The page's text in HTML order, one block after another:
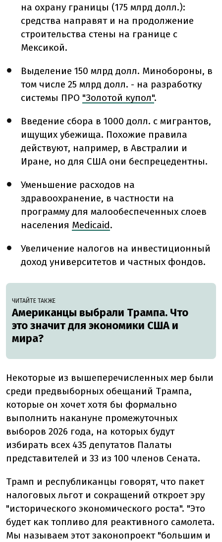
на охрану границы (175 млрд долл.):
средства направят и на продолжение
строительства стены на границе с
Мексикой.
Выделение 150 млрд долл. Минобороны, в
том числе 25 млрд долл. - на разработку
системы ПРО "Золотой купол".
Введение сбора в 1000 долл. с мигрантов,
ищущих убежища. Похожие правила
действуют, например, в Австралии и
Иране, но для США они беспрецедентны.
Уменьшение расходов на
здравоохранение, в частности на
программу для малообеспеченных слоев
населения Medicaid.
Увеличение налогов на инвестиционный
доход университетов и частных фондов.
ЧИТАЙТЕ ТАКЖЕ
Американцы выбрали Трампа. Что
это значит для экономики США и
мира?
Некоторые из вышеперечисленных мер были
среди предвыборных обещаний Трампа,
которые он хочет хотя бы формально
выполнить накануне промежуточных
выборов 2026 года, на которых будут
избирать всех 435 депутатов Палаты
представителей и 33 из 100 членов Сената.
Трамп и республиканцы говорят, что пакет
налоговых льгот и сокращений откроет эру
"исторического экономического роста". "Это
будет как топливо для реактивного самолета.
Мы называем этот законопроект "большим и